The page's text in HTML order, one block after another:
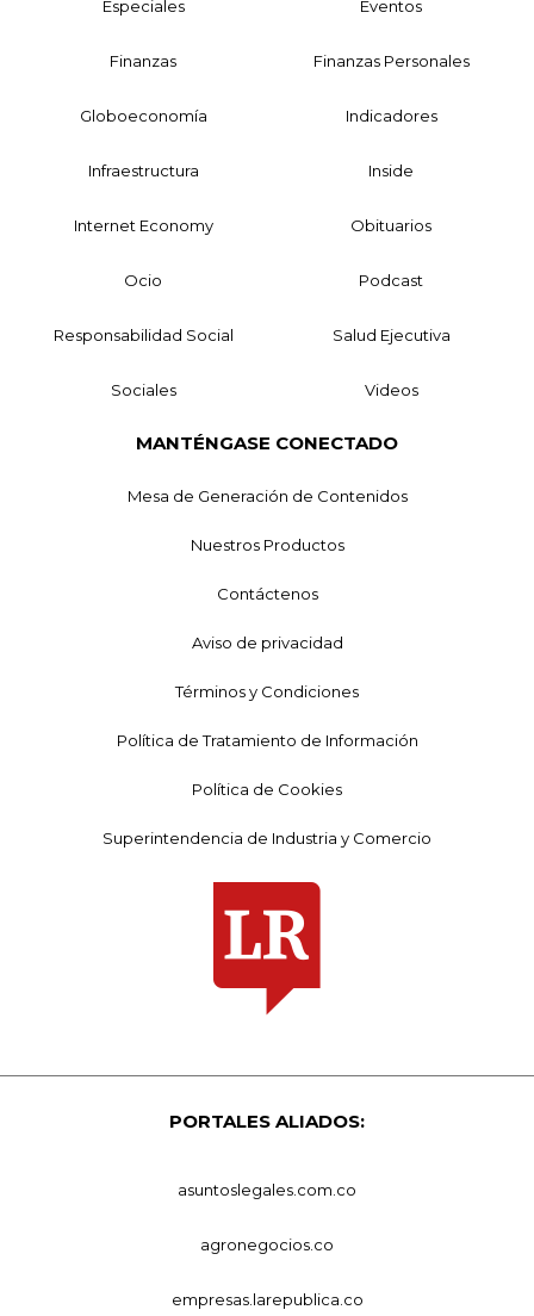
Especiales Eventos
Finanzas Finanzas Personales
Globoeconomía Indicadores
Infraestructura Inside
Internet Economy Obituarios
Ocio Podcast
Responsabilidad Social Salud Ejecutiva
Sociales Videos
MANTÉNGASE CONECTADO
Mesa de Generación de Contenidos
Nuestros Productos
Contáctenos
Aviso de privacidad
Términos y Condiciones
Política de Tratamiento de Información
Política de Cookies
Superintendencia de Industria y Comercio
PORTALES ALIADOS:
asuntoslegales.com.co
agronegocios.co
empresas.larepublica.co